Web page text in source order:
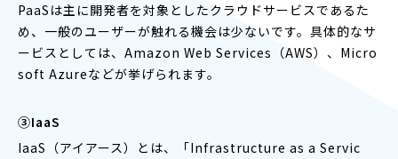
PaaSは主に開発者を対象としたクラウドサービスであるた
め、一般のユーザーが触れる機会は少ないです。具体的なサ
ービスとしては、Amazon Web Services（AWS）、Micro
soft Azureなどが挙げられます。
③IaaS
IaaS（アイアース）とは、「Infrastructure as a Servic